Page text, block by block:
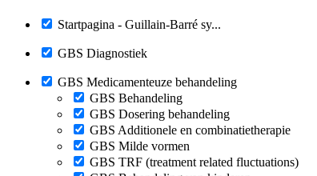
Startpagina - Guillain-Barré sy...
GBS Diagnostiek
GBS Medicamenteuze behandeling
GBS Behandeling
GBS Dosering behandeling
GBS Additionele en combinatietherapie
GBS Milde vormen
GBS TRF (treatment related fluctuations)